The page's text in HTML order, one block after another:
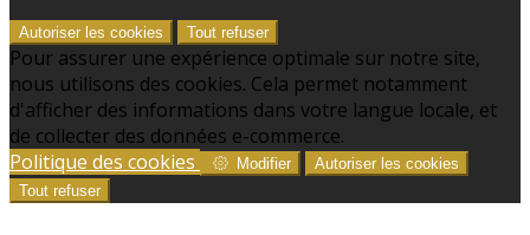
Autoriser les cookies Tout refuser
Pour assurer une expérience optimale sur notre site,
nous utilisons des cookies. Cela permet notamment
d'afficher des informations dans votre langue locale, et
de collecter des données e-commerce.
Politique des cookies
Modifier
Autoriser les cookies
Tout refuser